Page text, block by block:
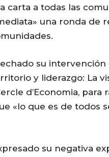
carta a todas las
una ronda de
su intervención
y liderazgo: La
d’Economia, para
«lo que es de todos
su negativa